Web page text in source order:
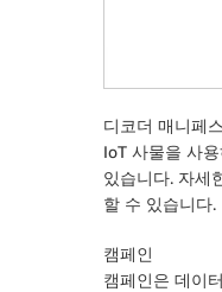
디코더 매니페
IoT 사물을 사
있습니다. 자세
할 수 있습니다.
캠페인
캠페인은 데이